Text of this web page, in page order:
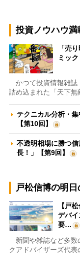
投資ノウハウ満
「売
ミッ
かつて投資情報雑誌
詰め込まれた「天下無
テクニカル分析・
【第10回】
不透明相場に勝つ
長！」【第9回】
戸松信博の明日
【戸
デバ
要…
新聞や雑誌など多数
クアドバイザーズ代